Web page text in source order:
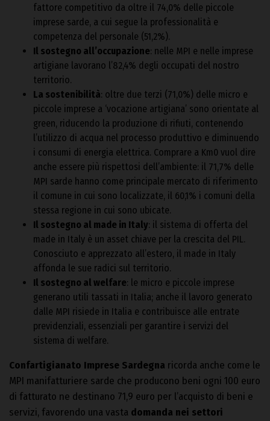
fattore competitivo da oltre il 74,0% delle piccole
imprese sarde, a cui segue la professionalità e
competenza del personale (51,2%).
Il sostegno all’occupazione: nelle MPI e nelle imprese
artigiane lavorano l’82,4% degli occupati del nostro
territorio.
La sostenibilità: oltre due terzi (71,0%) delle micro e
piccole imprese a ‘vocazione artigiana’ sono orientate al
green, riducendo la produzione di rifiuti, contenendo
l’utilizzo di acqua nel processo produttivo e diminuendo
i consumi di energia elettrica. Comprare a Km0 vuol dire
anche essere più rispettosi dell’ambiente: il 71,7% delle
MPI sarde hanno come principale mercato di riferimento
il comune in cui sono localizzate, il 60,1% i comuni della
stessa regione in cui sono ubicate.
Il sostegno al made in Italy: il sistema di offerta del
made in Italy è un asset chiave per la crescita del PIL.
Conosciuto e apprezzato all’estero, il made in Italy
affonda le sue radici sul territorio.
Il sostegno al welfare: le micro e piccole imprese
generano utili tassati in Italia; anche il lavoro generato
dalle MPI risiede in Italia e contribuisce alle entrate
previdenziali, essenziali per garantire i servizi del
sistema di welfare.
Confartigianato Imprese Sardegna ricorda anche come le
MPI manifatturiere sarde che producono beni ogni 100 euro
di fatturato ne destinano 71,9 euro per l’acquisto di beni e
servizi, favorendo una vasta domanda nei settori